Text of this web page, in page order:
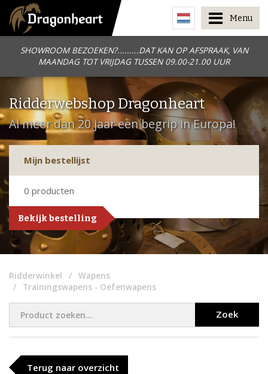
SHOWROOM BEZOEKEN?.........DAT KAN OP AFSPRAAK, VAN
MAANDAG TOT VRIJDAG TUSSEN 09.00-21.00 UUR
Menu
Ridderwebshop Dragonheart
Al meer dan 20 jaar een begrip in Europa!
Mijn bestellijst
0 producten
Bekijk bestelling
Ridderwinkel
Wapens
Trainingswapens - Oefenwapens
Zoek
Terug naar overzicht